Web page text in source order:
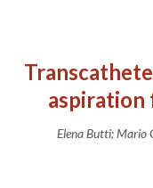
aspiration
Elena Butti; Mario